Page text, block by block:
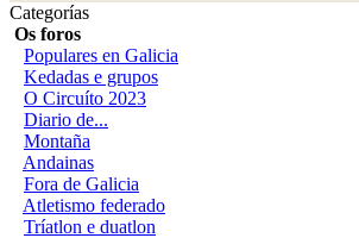
Categorías
Os foros
Populares en Galicia
Kedadas e grupos
O Circuíto 2023
Diario de...
Montaña
Andainas
Fora de Galicia
Atletismo federado
Tríatlon e duatlon